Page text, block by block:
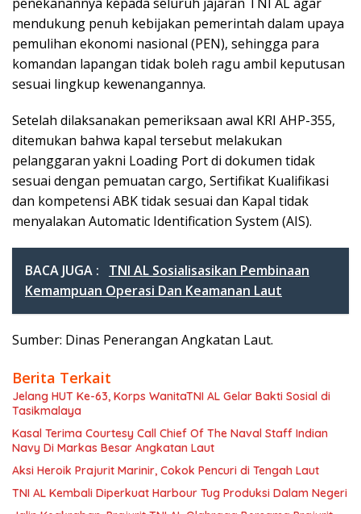
mendukung penuh kebijakan pemerintah dalam upaya
pemulihan ekonomi nasional (PEN), sehingga para
komandan lapangan tidak boleh ragu ambil keputusan
sesuai lingkup kewenangannya.
Setelah dilaksanakan pemeriksaan awal KRI AHP-355,
ditemukan bahwa kapal tersebut melakukan
pelanggaran yakni Loading Port di dokumen tidak
sesuai dengan pemuatan cargo, Sertifikat Kualifikasi
dan kompetensi ABK tidak sesuai dan Kapal tidak
menyalakan Automatic Identification System (AIS).
BACA JUGA :
TNI AL Sosialisasikan Pembinaan
Kemampuan Operasi Dan Keamanan Laut
Sumber: Dinas Penerangan Angkatan Laut.
Berita Terkait
Jelang HUT Ke-63, Korps WanitaTNI AL Gelar Bakti Sosial di
Tasikmalaya
Kasal Terima Courtesy Call Chief Of The Naval Staff Indian
Navy Di Markas Besar Angkatan Laut
Aksi Heroik Prajurit Marinir, Cokok Pencuri di Tengah Laut
TNI AL Kembali Diperkuat Harbour Tug Produksi Dalam Negeri